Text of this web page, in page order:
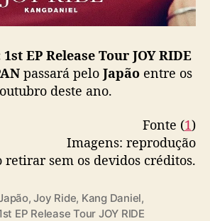
EP Release Tour JOY RIDE
passará pelo Japão entre os
deste ano.
Fonte (1)
Imagens: reprodução
retirar sem os devidos créditos.
,Joy Ride, Kang Daniel,
EP Release Tour JOY RIDE